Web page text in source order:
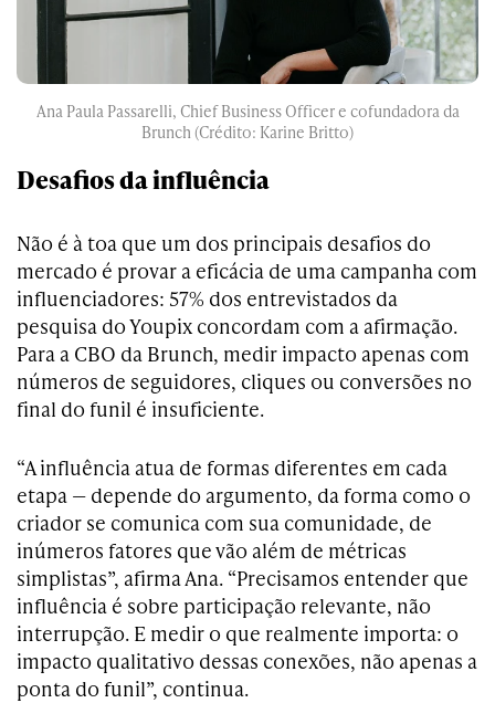
Ana Paula Passarelli, Chief Business Officer e cofundadora da
Brunch (Crédito: Karine Britto)
Desafios da influência
Não é à toa que um dos principais desafios do
mercado é provar a eficácia de uma campanha com
influenciadores: 57% dos entrevistados da
pesquisa do Youpix concordam com a afirmação.
Para a CBO da Brunch, medir impacto apenas com
números de seguidores, cliques ou conversões no
final do funil é insuficiente.
“A influência atua de formas diferentes em cada
etapa — depende do argumento, da forma como o
criador se comunica com sua comunidade, de
inúmeros fatores que vão além de métricas
simplistas”, afirma Ana. “Precisamos entender que
influência é sobre participação relevante, não
interrupção. E medir o que realmente importa: o
impacto qualitativo dessas conexões, não apenas a
ponta do funil”, continua.